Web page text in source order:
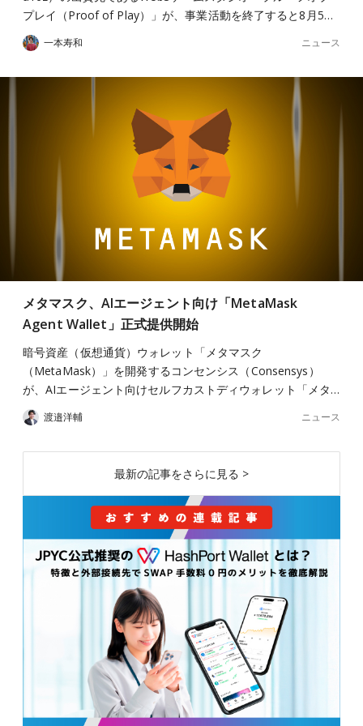
プレイ（Proof of Play）」が、事業活動を終了すると8月5…
一本寿和 ニュース
メタマスク、AIエージェント向け「MetaMask
Agent Wallet」正式提供開始
暗号資産（仮想通貨）ウォレット「メタマスク
（MetaMask）」を開発するコンセンシス（Consensys）
が、AIエージェント向けセルフカストディウォレット「メタ…
渡邉洋輔 ニュース
最新の記事をさらに見る >